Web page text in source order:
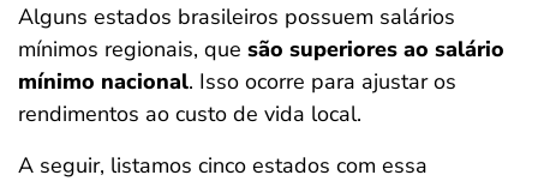
Alguns estados brasileiros possuem salários
mínimos regionais, que são superiores ao salário
mínimo nacional. Isso ocorre para ajustar os
rendimentos ao custo de vida local.
A seguir, listamos cinco estados com essa